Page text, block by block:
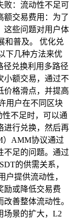
：流动性不足可
额交易费用：为了
这些问题对用户体
和普及。 优化兑
下几种方法来优
径兑换利用多路径
小额交易，通过不
价格滑点，并提高
用户在不同区块
不足时，可以通
进行兑换，然后再
）AMM协议通过
不足的问题。通过
的供需关系，
户提供流动性，
励或降低交易费
善整体流动性。
场景的扩大，L2